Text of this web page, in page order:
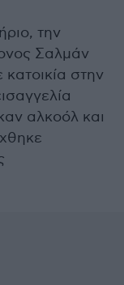
την
Σαλμάν
στην
αλκοόλ και